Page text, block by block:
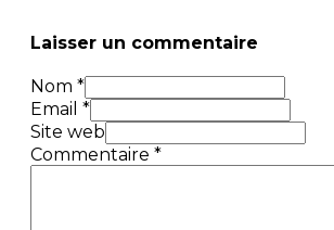
Laisser un commentaire
Nom *
Email *
Site web
Commentaire *